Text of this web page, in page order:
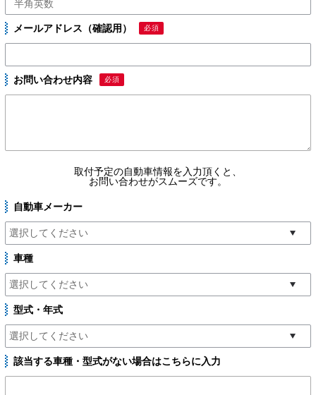
メールアドレス（確認用） 必須
お問い合わせ内容 必須
取付予定の自動車情報を入力頂くと、
お問い合わせがスムーズです。
自動車メーカー
車種
型式・年式
該当する車種・型式がない場合はこちらに入力